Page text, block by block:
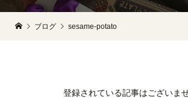
ブログ sesame-potato
登録されている記事はございませ